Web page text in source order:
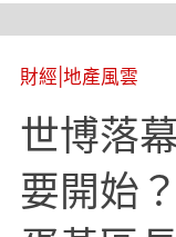
財經 地產風雲
世博落
要開始